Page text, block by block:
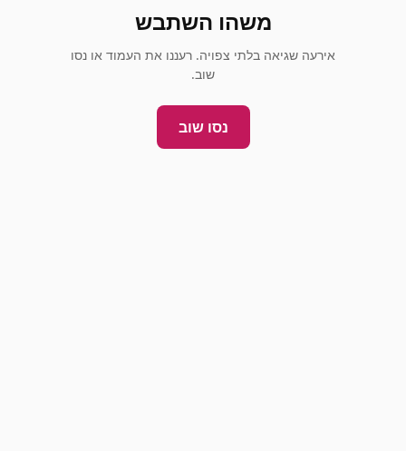
משהו השתבש
אירעה שגיאה בלתי צפויה. רעננו את העמוד או נסו
שוב.
נסו שוב